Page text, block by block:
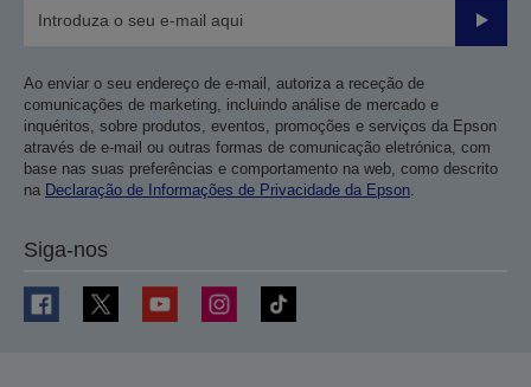
Enviar
Ao enviar o seu endereço de e-mail, autoriza a receção de
comunicações de marketing, incluindo análise de mercado e
inquéritos, sobre produtos, eventos, promoções e serviços da Epson
através de e-mail ou outras formas de comunicação eletrónica, com
base nas suas preferências e comportamento na web, como descrito
na Declaração de Informações de Privacidade da Epson.
Siga-nos